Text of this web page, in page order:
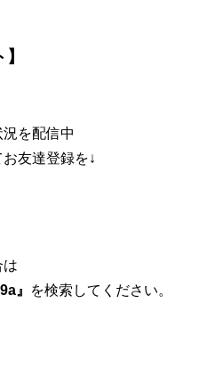
を配信中
友達登録を↓
は
』 を検索してください。